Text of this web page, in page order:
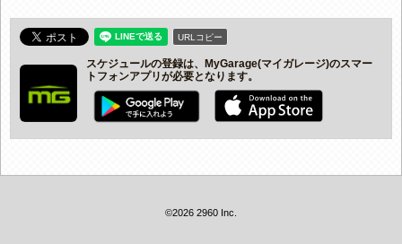
URLコピー
スケジュールの登録は、MyGarage(マイガレージ)のスマー
トフォンアプリが必要となります。
©2026 2960 Inc.